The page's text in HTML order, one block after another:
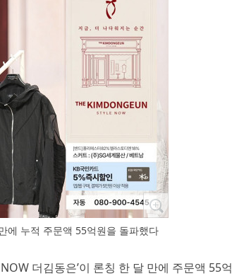
에 누적 주문액 55억원을 돌파했다
더김동은’이 론칭 한 달 만에 주문액 55